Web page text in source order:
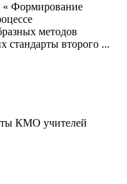
« Формирование
методов
стандарты второго ...
КМО учителей